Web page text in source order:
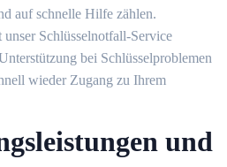
auf schnelle Hilfe zählen.​
Schlüsselnotfall-Service
bei Schlüsselproblemen
wieder Zugang zu Ihrem
und